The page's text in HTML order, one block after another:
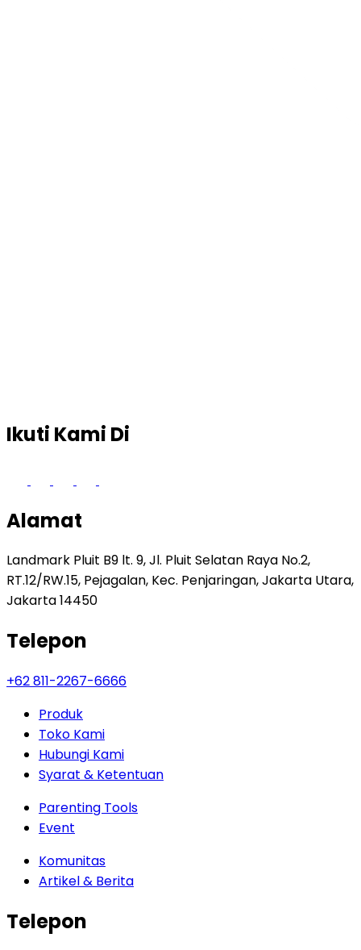
Ikuti Kami Di
Alamat
Landmark Pluit B9 lt. 9, Jl. Pluit Selatan Raya No.2,
RT.12/RW.15, Pejagalan, Kec. Penjaringan, Jakarta Utara,
Jakarta 14450
Telepon
+62 811-2267-6666
Produk
Toko Kami
Hubungi Kami
Syarat & Ketentuan
Parenting Tools
Event
Komunitas
Artikel & Berita
Telepon